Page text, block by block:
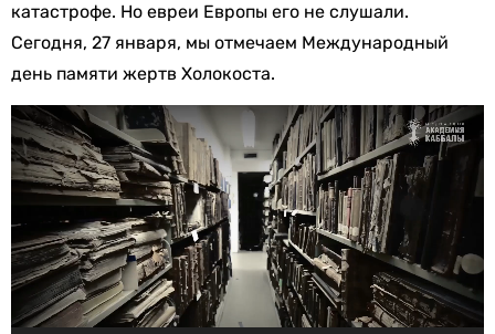
катастрофе. Но евреи Европы его не слушали.
Сегодня, 27 января, мы отмечаем Международный
день памяти жертв Холокоста.
Видеоплеер